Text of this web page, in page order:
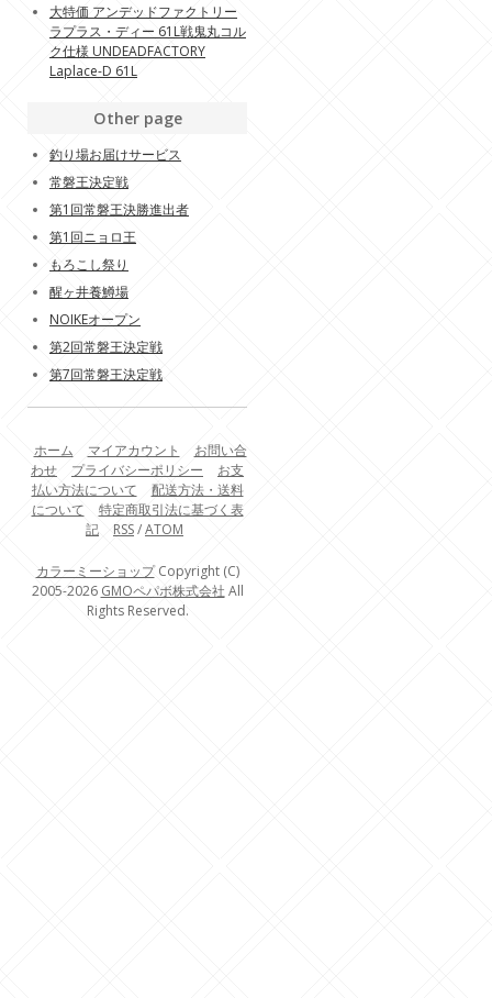
大特価 アンデッドファクトリー
ラプラス・ディー 61L戦鬼丸コル
ク仕様 UNDEADFACTORY
Laplace-D 61L
Other page
釣り場お届けサービス
常磐王決定戦
第1回常磐王決勝進出者
第1回ニョロ王
もろこし祭り
醒ヶ井養鱒場
NOIKEオープン
第2回常磐王決定戦
第7回常磐王決定戦
ホーム マイアカウント
お問い合
わせ
プライバシーポリシー
お支
払い方法について
配送方法・送料
について
特定商取引法に基づく表
記
RSS/ATOM
カラーミーショップCopyright (C)
2005-2026 GMOペパボ株式会社 All
Rights Reserved.